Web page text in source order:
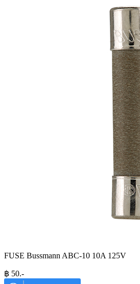
FUSE Bussmann ABC-10 10A 125V
฿ 50.-